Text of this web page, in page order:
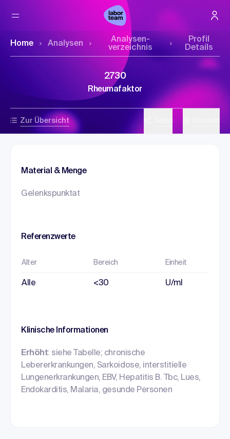
Home Analysen
Analysen­
verzeichnis
Profil
Details
Zur Übersicht
2730
Rheumafaktor
Material & Menge
Gelenkspunktat
Referenzwerte
Alter Bereich Einheit
Alle <30 U/ml
Klinische Informationen
Erhöht: siehe Tabelle; chronische
Lebererkrankungen, Sarkoidose, interstitielle
Lungenerkrankungen, EBV, Hepatitis B. Tbc, Lues,
Endokarditis, Malaria, gesunde Personen